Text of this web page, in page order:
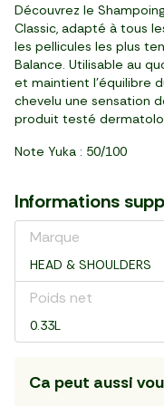
Découvrez le
Classic, adapté à tous
les pellicules les plus
Balance. Utilisable au
et maintient l'équilibre
chevelu une sensation
produit testé
Note Yuka : 50/100
Informations
Marque
HEAD & SHOULDERS
Poids net
0.33L
Ca peut aussi